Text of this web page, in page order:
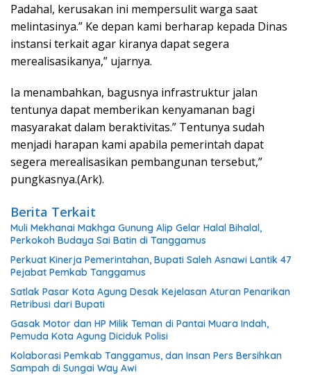
Padahal, kerusakan ini mempersulit warga saat
melintasinya.” Ke depan kami berharap kepada Dinas
instansi terkait agar kiranya dapat segera
merealisasikanya,” ujarnya.
Ia menambahkan, bagusnya infrastruktur jalan
tentunya dapat memberikan kenyamanan bagi
masyarakat dalam beraktivitas.” Tentunya sudah
menjadi harapan kami apabila pemerintah dapat
segera merealisasikan pembangunan tersebut,”
pungkasnya.(Ark).
Berita Terkait
Muli Mekhanai Makhga Gunung Alip Gelar Halal Bihalal,
Perkokoh Budaya Sai Batin di Tanggamus
Perkuat Kinerja Pemerintahan, Bupati Saleh Asnawi Lantik 47
Pejabat Pemkab Tanggamus
Satlak Pasar Kota Agung Desak Kejelasan Aturan Penarikan
Retribusi dari Bupati
Gasak Motor dan HP Milik Teman di Pantai Muara Indah,
Pemuda Kota Agung Diciduk Polisi
Kolaborasi Pemkab Tanggamus, dan Insan Pers Bersihkan
Sampah di Sungai Way Awi